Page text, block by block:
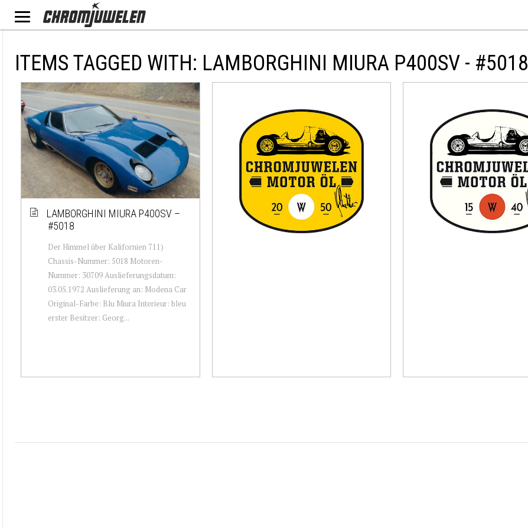
ITEMS TAGGED WITH: LAMBORGHINI MIURA P400SV - #5018
LAMBORGHINI MIURA P400SV –
#5018
Der Himmel über Kalifornien 711)
Chassis-Nummer: 5018 Motoren-
Nummer: 30709 Auslieferungsdatum:
03.05.1972 Auslieferung an: Modena Car
Original-Farbe: Blu Miura Interieur: bleu
erster Besitzer: Georg...